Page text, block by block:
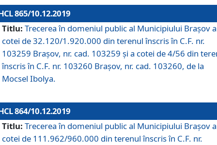
865/10.12.2019
Titlu: Trecerea în domeniul public al Municipiului Braşov a
cotei de 32.120/1.920.000 din terenul înscris în C.F. nr.
103259 Brașov, nr. cad. 103259 și a cotei de 4/56 din
înscris în C.F. nr. 103260 Brașov, nr. cad. 103260, de la
Mocsel Ibolya.
864/10.12.2019
Titlu: Trecerea în domeniul public al Municipiului Braşov a
cotei de 111.962/960.000 din terenul înscris în C.F. nr.